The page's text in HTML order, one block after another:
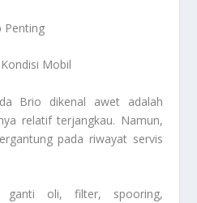
Penting
Mobil
Brio dikenal awet adalah
relatif terjangkau. Namun,
pada riwayat servis
ganti oli, filter, spooring,